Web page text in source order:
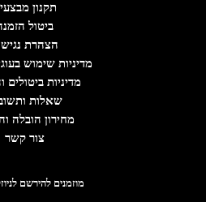
תקנון
ביטול
הצהרת
מדיניות שימוש
מדיניות ביטולים
שאלות
מחירון הובלה
צור קשר
מוזמנים להירשם